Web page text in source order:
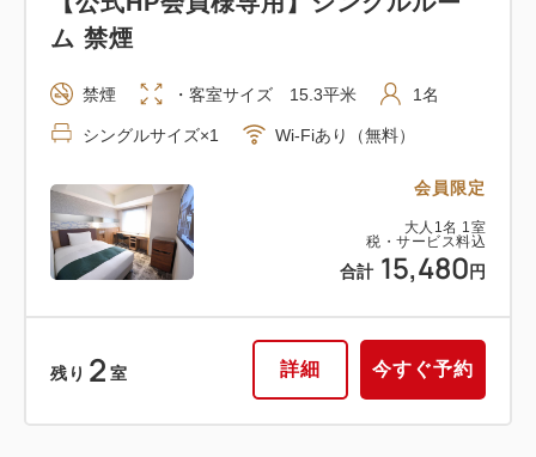
会員限定
大人 1 名 1 室
税・サービス料込
合計 15,480 円
ム 禁煙
禁煙 ・客室サイズ 15.3平米 1名
シングルサイズ×1 Wi-Fiあり（無料）
残り 2 室 詳細 今すぐ予約